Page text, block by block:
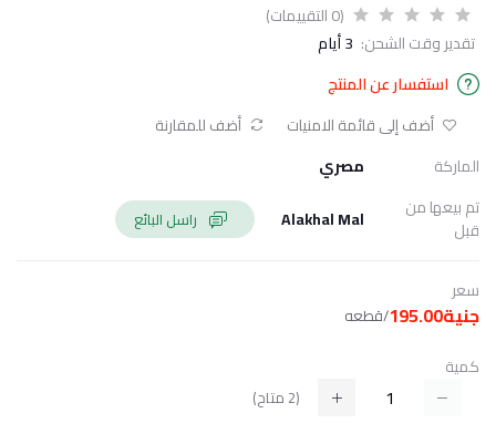
(0 التقييمات)
تقدير وقت الشحن: 3 أيام
استفسار عن المنتج
أضف إلى قائمة الامنيات
أضف للمقارنة
الماركة
مصري
تم بيعها من
قبل
Alakhal Mal
سعر
جنية195.00 /قطعه
كمية
(
2 متاح)